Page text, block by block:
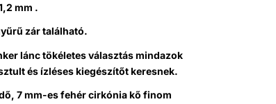
mm .
zár található.
lánc tökéletes választás mindazok
és ízléses kiegészítőt keresnek.
7 mm-es fehér cirkónia kő finom